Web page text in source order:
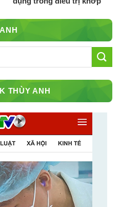
THÙY ANH